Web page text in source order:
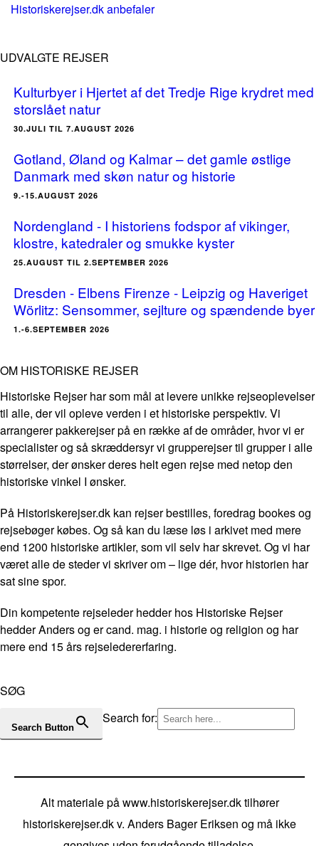
Historiskerejser.dk anbefaler
UDVALGTE REJSER
Kulturbyer i Hjertet af det Tredje Rige krydret med
storslået natur
30.JULI TIL 7.AUGUST 2026
Gotland, Øland og Kalmar – det gamle østlige
Danmark med skøn natur og historie
9.-15.AUGUST 2026
Nordengland - I historiens fodspor af vikinger,
klostre, katedraler og smukke kyster
25.AUGUST TIL 2.SEPTEMBER 2026
Dresden - Elbens Firenze - Leipzig og Haveriget
Wörlitz: Sensommer, sejlture og spændende byer
1.-6.SEPTEMBER 2026
OM HISTORISKE REJSER
Historiske Rejser har som mål at levere unikke rejseoplevelser
til alle, der vil opleve verden i et historiske perspektiv. Vi
arrangerer pakkerejser på en række af de områder, hvor vi er
specialister og så skræddersyr vi grupperejser til grupper i alle
størrelser, der ønsker deres helt egen rejse med netop den
historiske vinkel I ønsker.
På Historiskerejser.dk kan rejser bestilles, foredrag bookes og
rejsebøger købes. Og så kan du læse løs i arkivet med mere
end 1200 historiske artikler, som vil selv har skrevet. Og vi har
været alle de steder vi skriver om – lige dér, hvor historien har
sat sine spor.
Din kompetente rejseleder hedder hos Historiske Rejser
hedder Anders og er cand. mag. i historie og religion og har
mere end 15 års rejseledererfaring.
SØG
Search for:
Search Button
Alt materiale på www.historiskerejser.dk tilhører
historiskerejser.dk v. Anders Bager Eriksen og må ikke